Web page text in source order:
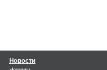
Новости